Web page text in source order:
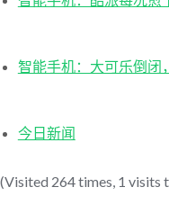
智能手机：大可乐倒闭
今日新闻
(Visited 264 times, 1 visits